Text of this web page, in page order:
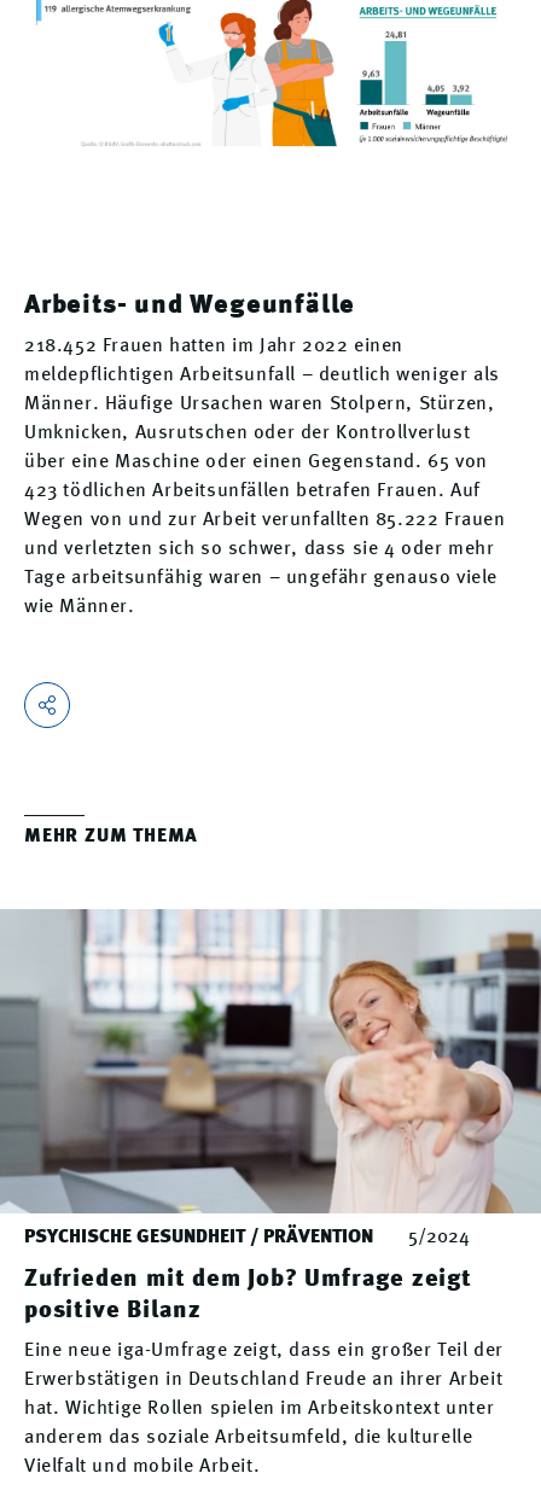
Arbeits- und Wegeunfälle
218.452 Frauen hatten im Jahr 2022 einen
meldepflichtigen Arbeitsunfall – deutlich weniger als
Männer. Häufige Ursachen waren Stolpern, Stürzen,
Umknicken, Ausrutschen oder der Kontrollverlust
über eine Maschine oder einen Gegenstand. 65 von
423 tödlichen Arbeitsunfällen betrafen Frauen. Auf
Wegen von und zur Arbeit verunfallten 85.222 Frauen
und verletzten sich so schwer, dass sie 4 oder mehr
Tage arbeitsunfähig waren – ungefähr genauso viele
wie Männer.
MEHR ZUM THEMA
PSYCHISCHE GESUNDHEIT / PRÄVENTION 5/2024
Zufrieden mit dem Job? Umfrage zeigt
positive Bilanz
Eine neue iga-Umfrage zeigt, dass ein großer Teil der
Erwerbstätigen in Deutschland Freude an ihrer Arbeit
hat. Wichtige Rollen spielen im Arbeitskontext unter
anderem das soziale Arbeitsumfeld, die kulturelle
Vielfalt und mobile Arbeit.